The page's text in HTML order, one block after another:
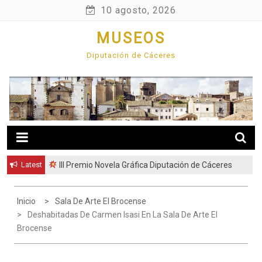
10 agosto, 2026
MUSEOS
Diputación de Cáceres
Latest III Premio Novela Gráfica Diputación de Cáceres
Inicio
Sala De Arte El Brocense
Deshabitadas De Carmen Isasi En La Sala De Arte El
Brocense